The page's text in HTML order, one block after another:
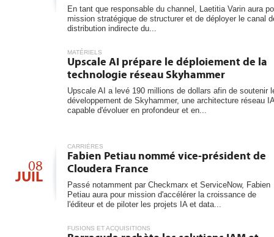
En tant que responsable du channel, Laetitia Varin aura
mission stratégique de structurer et de déployer le canal
distribution indirecte du...
MATÉRIELS
Upscale AI prépare le déploiement de la
technologie réseau Skyhammer
Upscale AI a levé 190 millions de dollars afin de soutenir
développement de Skyhammer, une architecture réseau IA
capable d'évoluer en profondeur et en...
08
JUIL
CARRIÈRES
Fabien Petiau nommé vice-président de
Cloudera France
Passé notamment par Checkmarx et ServiceNow, Fabien
Petiau aura pour mission d'accélérer la croissance de
l'éditeur et de piloter les projets IA et data...
FUSIONS ET ACQUISITIONS